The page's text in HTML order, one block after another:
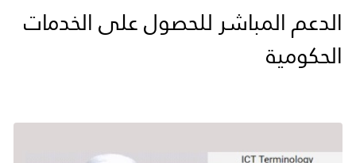
الدعم المباشر للحصول على الخدمات
الحكومية